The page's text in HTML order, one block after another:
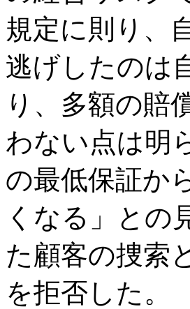
規定に則り、
逃げしたのは
り、多額の賠
わない点は明
の最低保証か
くなる」との
た顧客の捜索
を拒否した。